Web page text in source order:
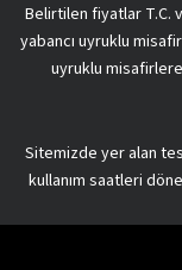
Belirtilen fiyatlar T.C.
yabancı uyruklu
uyruklu
Sitemizde yer alan
kullanım saatleri